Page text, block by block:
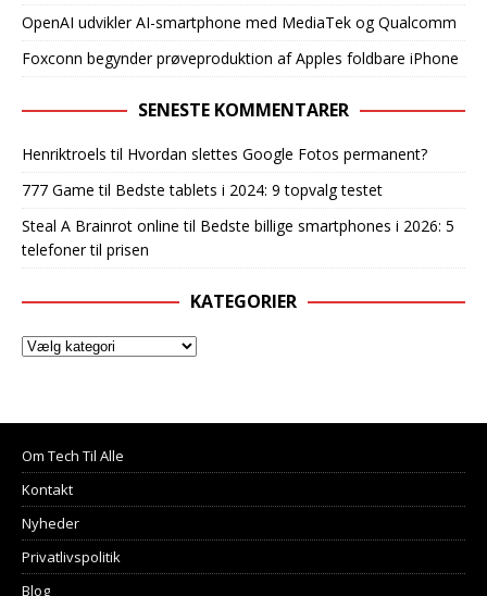
OpenAI udvikler AI-smartphone med MediaTek og Qualcomm
Foxconn begynder prøveproduktion af Apples foldbare iPhone
SENESTE KOMMENTARER
Henriktroels til Hvordan slettes Google Fotos permanent?
777 Game til Bedste tablets i 2024: 9 topvalg testet
Steal A Brainrot online til Bedste billige smartphones i 2026: 5
telefoner til prisen
KATEGORIER
Om Tech Til Alle
Kontakt
Nyheder
Privatlivspolitik
Blog